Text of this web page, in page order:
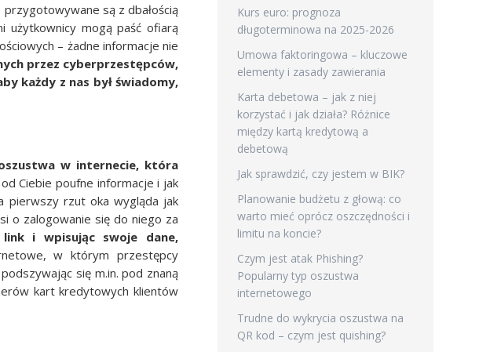
są z dbałością
użytkownicy mogą paść ofiarą
– żadne informacje nie
przez cyberprzestępców,
każdy z nas był świadomy,
w internecie, która
Ciebie poufne informacje i jak
pierwszy rzut oka wygląda jak
o zalogowanie się do niego za
i wpisując swoje dane,
w którym przestępcy
się m.in. pod znaną
kart kredytowych klientów
Kurs euro: prognoza
długoterminowa na 2025-2026
Umowa faktoringowa – kluczowe
elementy i zasady zawierania
Karta debetowa – jak z niej
korzystać i jak działa? Różnice
między kartą kredytową a
debetową
Jak sprawdzić, czy jestem w BIK?
Planowanie budżetu z głową: co
warto mieć oprócz oszczędności i
limitu na koncie?
Czym jest atak Phishing?
Popularny typ oszustwa
internetowego
Trudne do wykrycia oszustwa na
QR kod – czym jest quishing?